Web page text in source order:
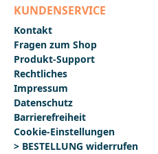
KUNDENSERVICE
Kontakt
Fragen zum Shop
Produkt-Support
Rechtliches
Impressum
Datenschutz
Barrierefreiheit
Cookie-Einstellungen
> BESTELLUNG widerrufen